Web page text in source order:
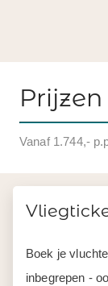
Prijzen
Vanaf 1.744,-
Boek je
inbegrepen -